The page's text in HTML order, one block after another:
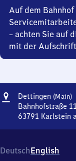
Auf dem
– achten Sie auf
mit der Aufschrift
Adresse
Dettingen (Main)
Bahnhofstraße 11
63791 Karlstein
Bahnhofstraße
11,
DeutschEnglish